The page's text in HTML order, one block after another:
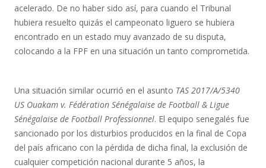
acelerado. De no haber sido así, para cuando el Tribunal
hubiera resuelto quizás el campeonato liguero se hubiera
encontrado en un estado muy avanzado de su disputa,
colocando a la FPF en una situación un tanto comprometida.
Una situación similar ocurrió en el asunto TAS 2017/A/5340
US Ouakam v. Fédération Sénégalaise de Football & Ligue
Sénégalaise de Football Professionnel. El equipo senegalés fue
sancionado por los disturbios producidos en la final de Copa
del país africano con la pérdida de dicha final, la exclusión de
cualquier competición nacional durante 5 años, la